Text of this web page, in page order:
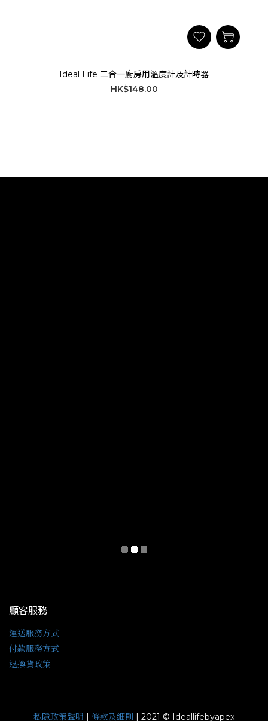
Ideal Life 二合一廚房用溫度計及計時器
HK$148.00
顧客服務
運送服務方式
付款服務方式
退換貨政策
私隱政策聲明 | 條款及細則 | 2021 © Ideallifebyapex